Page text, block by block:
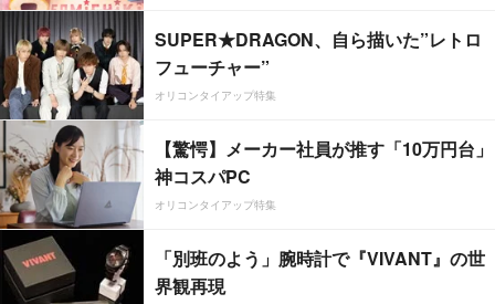
SUPER★DRAGON、自ら描いた”レトロ
フューチャー”
オリコンタイアップ特集
【驚愕】メーカー社員が推す「10万円台」
神コスパPC
オリコンタイアップ特集
「別班のよう」腕時計で『VIVANT』の世
界観再現